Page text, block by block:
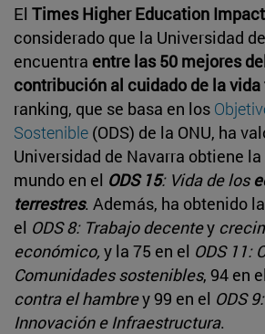
El Times Higher Education
considerado que la Universidad
encuentra entre las 50 mejores
contribución al cuidado de la
ranking, que se basa en los
Sostenible (ODS) de la ONU, ha
Universidad de Navarra obtiene
mundo en el ODS 15: Vida de los
terrestres. Además, ha obtenido
el ODS 8: Trabajo decentey
económico, y la 75 en el ODS 11:
Comunidades sostenibles, 94 en el
contra el hambrey 99 en el ODS
Innovación e Infraestructura.